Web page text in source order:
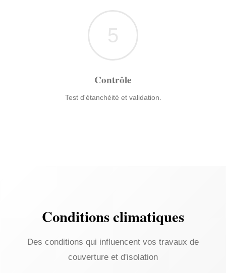
5
Contrôle
Test d'étanchéité et validation.
Conditions climatiques
Des conditions qui influencent vos travaux de
couverture et d'isolation